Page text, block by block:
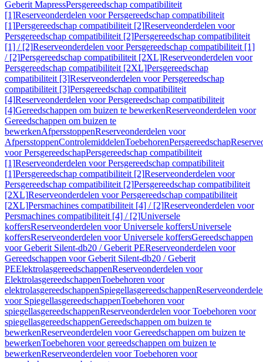
Geberit MapressPersgereedschap compatibiliteit
[1]Reserveonderdelen voor Persgereedschap compatibiliteit
[1]Persgereedschap compatibiliteit [2]Reserveonderdelen voor
Persgereedschap compatibiliteit [2]Persgereedschap compatibiliteit
[1] / [2]Reserveonderdelen voor Persgereedschap compatibiliteit [1]
/ [2]Persgereedschap compatibiliteit [2XL]Reserveonderdelen voor
Persgereedschap compatibiliteit [2XL]Persgereedschap
compatibiliteit [3]Reserveonderdelen voor Persgereedschap
compatibiliteit [3]Persgereedschap compatibiliteit
[4]Reserveonderdelen voor Persgereedschap compatibiliteit
[4]Gereedschappen om buizen te bewerkenReserveonderdelen voor
Gereedschappen om buizen te
bewerkenAfpersstoppenReserveonderdelen voor
AfpersstoppenControlemiddelenToebehorenPersgereedschap
voor PersgereedschapPersgereedschap compatibiliteit
[1]Reserveonderdelen voor Persgereedschap compatibiliteit
[1]Persgereedschap compatibiliteit [2]Reserveonderdelen voor
Persgereedschap compatibiliteit [2]Persgereedschap compatibiliteit
[2XL]Reserveonderdelen voor Persgereedschap compatibiliteit
[2XL]Persmachines compatibiliteit [4] / [2]Reserveonderdelen voor
Persmachines compatibiliteit [4] / [2]Universele
koffersReserveonderdelen voor Universele koffersUniversele
koffersReserveonderdelen voor Universele koffersGereedschappen
voor Geberit Silent-db20 / Geberit PEReserveonderdelen voor
Gereedschappen voor Geberit Silent-db20 / Geberit
PEElektrolasgereedschappenReserveonderdelen voor
ElektrolasgereedschappenToebehoren voor
elektrolasgereedschappenSpiegellasgereedschappen
voor SpiegellasgereedschappenToebehoren voor
spiegellasgereedschappenReserveonderdelen voor Toebehoren voor
spiegellasgereedschappenGereedschappen om buizen te
bewerkenReserveonderdelen voor Gereedschappen om buizen te
bewerkenToebehoren voor gereedschappen om buizen te
bewerkenReserveonderdelen voor Toebehoren voor